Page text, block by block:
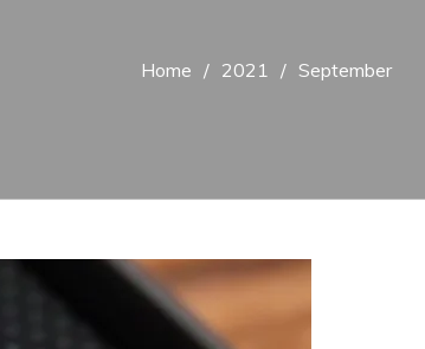
Home 2021 September